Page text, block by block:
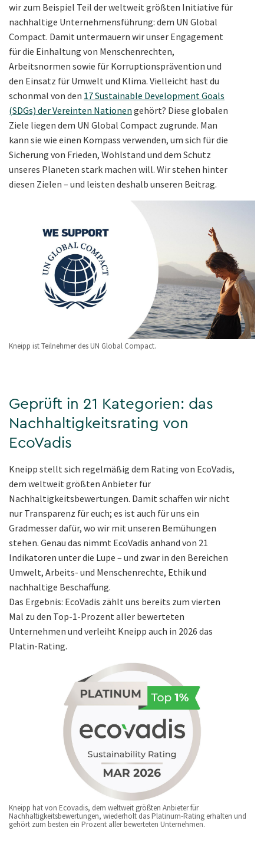
Kneipp ist Teilnehmer des UN Global Compact.
wir zum Beispiel Teil der weltweit größten Initiative für
nachhaltige Unternehmensführung: dem UN Global
Compact. Damit untermauern wir unser Engagement
für die Einhaltung von Menschenrechten,
Arbeitsnormen sowie für Korruptionsprävention und
den Einsatz für Umwelt und Klima. Vielleicht hast du
schonmal von den 17 Sustainable Development Goals
(SDGs) der Vereinten Nationen gehört? Diese globalen
Ziele liegen dem UN Global Compact zugrunde. Man
kann sie wie einen Kompass verwenden, um sich für die
Sicherung von Frieden, Wohlstand und dem Schutz
unseres Planeten stark machen will. Wir stehen hinter
diesen Zielen – und leisten deshalb unseren Beitrag.
Kneipp hat von Ecovadis, dem weltweit größten Anbieter für
Nachhaltigkeitsbewertungen, wiederholt das Platinum-Rating erhalten und
gehört zum besten ein Prozent aller bewerteten Unternehmen.
Geprüft in 21 Kategorien: das
Nachhaltigkeitsrating von
EcoVadis
Kneipp stellt sich regelmäßig dem Rating von EcoVadis,
dem weltweit größten Anbieter für
Nachhaltigkeitsbewertungen. Damit schaffen wir nicht
nur Transparenz für euch; es ist auch für uns ein
Gradmesser dafür, wo wir mit unseren Bemühungen
stehen. Genau das nimmt EcoVadis anhand von 21
Indikatoren unter die Lupe – und zwar in den Bereichen
Umwelt, Arbeits- und Menschenrechte, Ethik und
nachhaltige Beschaffung.
Das Ergebnis: EcoVadis zählt uns bereits zum vierten
Mal zu den Top-1-Prozent aller bewerteten
Unternehmen und verleiht Kneipp auch in 2026 das
Platin-Rating.